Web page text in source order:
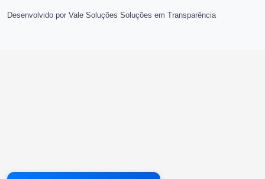
Desenvolvido por Vale Soluções Soluções em Transparência